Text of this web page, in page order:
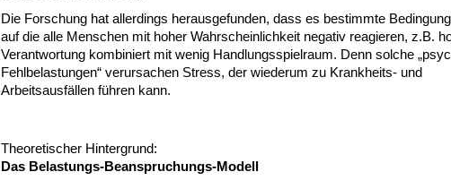
Die Forschung hat allerdings herausgefunden, dass es bestimmte
auf die alle Menschen mit hoher Wahrscheinlichkeit negativ reagieren, z.B.
Verantwortung kombiniert mit wenig Handlungsspielraum. Denn solche
Fehlbelastungen“ verursachen Stress, der wiederum zu Krankheits- und
Arbeitsausfällen führen kann.
Theoretischer Hintergrund:
Das Belastungs-Beanspruchungs-Modell